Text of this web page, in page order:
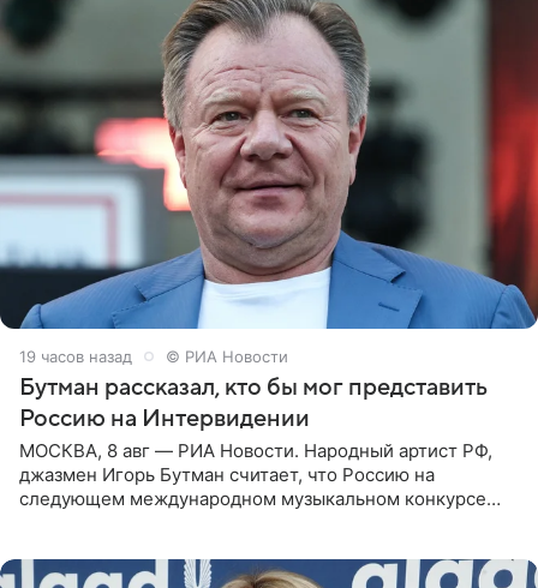
19 часов назад © РИА Новости
Бутман рассказал, кто бы мог представить
Россию на Интервидении
МОСКВА, 8 авг — РИА Новости. Народный артист РФ,
джазмен Игорь Бутман считает, что Россию на
следующем международном музыкальном конкурсе